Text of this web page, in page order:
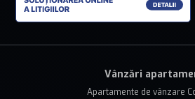
Vânzări
Apartamente de vânzare